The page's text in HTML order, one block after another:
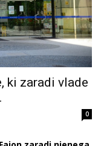
ki zaradi vlade
0